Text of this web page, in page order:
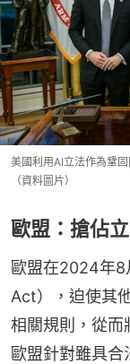
美國利用AI立法作為鞏
（資料圖片）
歐盟：搶佔
歐盟在2024年8
Act），迫使其
相關規則，從而
歐盟針對雖具合